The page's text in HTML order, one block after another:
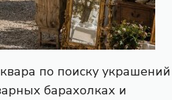
по поиску украшений
барахолках и